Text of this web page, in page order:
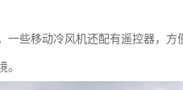
些移动冷风机还配有遥控器，方
。